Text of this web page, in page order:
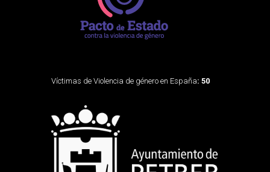
Víctimas de Violencia de género en España: 50